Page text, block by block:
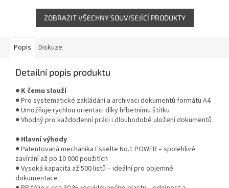
plastu a...
zajišťuje...
ZOBRAZIT VŠECHNY SOUVISEJÍCÍ PRODUKTY
Popis Diskuze
Detailní popis produktu
● K čemu slouží
● Pro systematické zakládání a archivaci dokumentů formátu A4
● Umožňuje rychlou orientaci díky hřbetnímu štítku
● Vhodný pro každodenní práci i dlouhodobé uložení dokumentů
● Hlavní výhody
● Patentovaná mechanika Esselte No.1 POWER – spolehlivé
zavírání až po 10 000 použitích
● Vysoká kapacita až 500 listů – ideální pro objemné
dokumentace